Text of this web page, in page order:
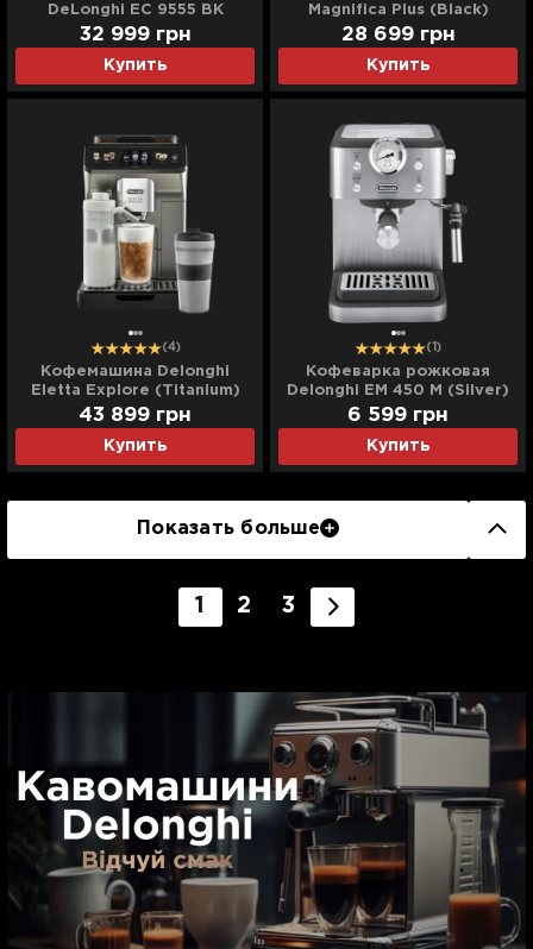
DeLonghi EC 9555 BK
(Black)
Купить
32 999 грн
Magnifica Plus (Black)
Купить
28 699 грн
(4)
Кофемашина Delonghi
Eletta Explore (Titanium)
Купить
43 899 грн
(1)
Кофеварка рожковая
Delonghi EM 450 M (Silver)
Купить
6 599 грн
Показать больше
1 2 3